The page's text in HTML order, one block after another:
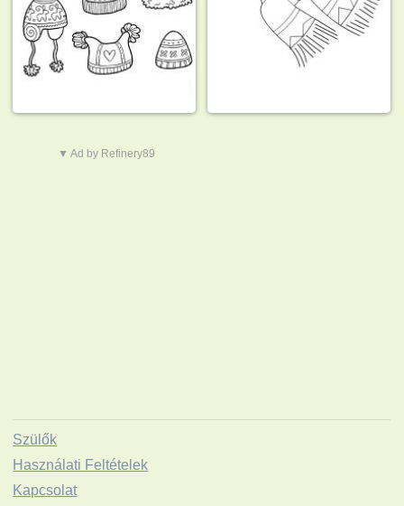
▼ Ad by Refinery89
Szülők
Használati Feltételek
Kapcsolat